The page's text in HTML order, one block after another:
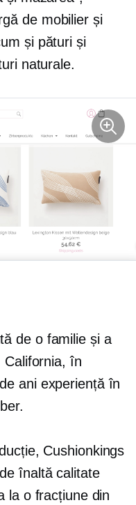
de mobilier și
și pături și
naturale.
de o familieși a
California, în
aniexperiență în
Cushionkings
de înaltă calitate
la o fracțiune din